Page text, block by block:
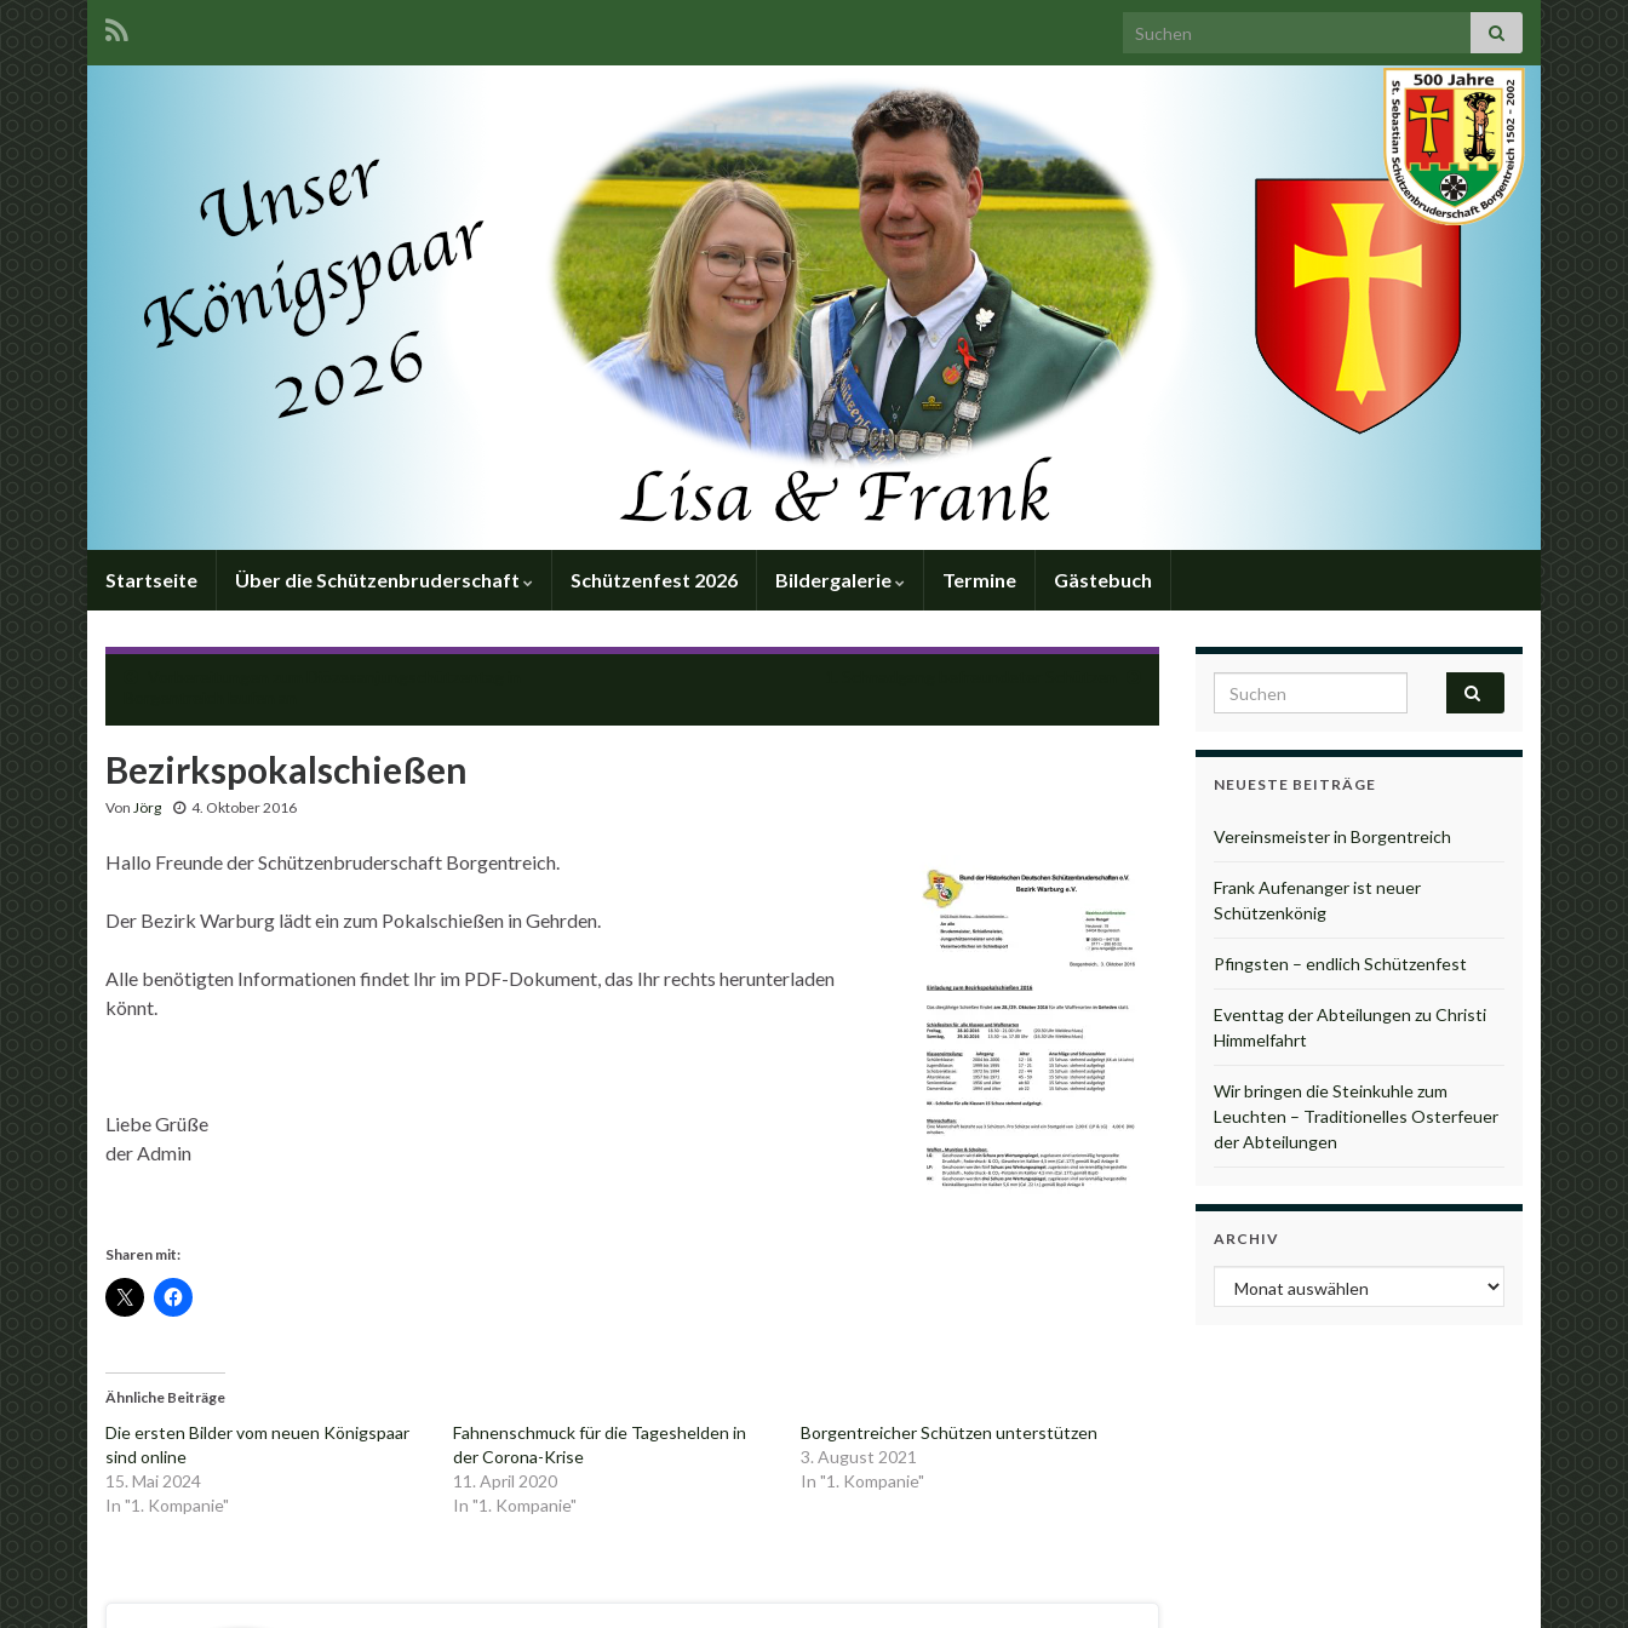
Search for:
Startseite Über die Schützenbruderschaft Schützenfest 2026 Bildergalerie Termine Gästebuch
Bezirkspokalschießen
Von Jörg 4. Oktober 2016
Hallo Freunde der Schützenbruderschaft Borgentreich.
Der Bezirk Warburg lädt ein zum Pokalschießen in Gehrden.
Alle benötigten Informationen findet Ihr im PDF-Dokument, das Ihr rechts herunterladen
könnt.
Liebe Grüße
der Admin
Sharen mit:
Ähnliche Beiträge
Die ersten Bilder vom neuen Königspaar
sind online
15. Mai 2024
In "1. Kompanie"
Fahnenschmuck für die Tageshelden in
der Corona-Krise
11. April 2020
In "1. Kompanie"
Borgentreicher Schützen unterstützen
3. August 2021
In "1. Kompanie"
Search for:
NEUESTE BEITRÄGE
Vereinsmeister in Borgentreich
Frank Aufenanger ist neuer
Schützenkönig
Pfingsten – endlich Schützenfest
Eventtag der Abteilungen zu Christi
Himmelfahrt
Wir bringen die Steinkuhle zum
Leuchten – Traditionelles Osterfeuer
der Abteilungen
ARCHIV
Archiv